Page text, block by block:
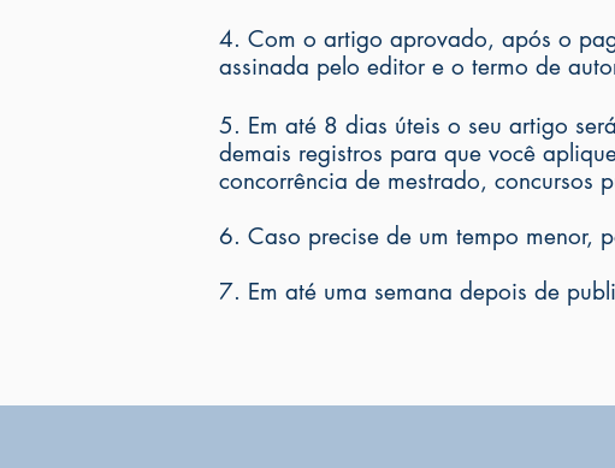
4. Com o artigo aprovado, após o
assinada pelo editor e o termo de
5. Em até 8 dias úteis o seu artigo
demais registros para que você
concorrência de mestrado, concursos
6. Caso precise de um tempo menor,
7. Em até uma semana depois de